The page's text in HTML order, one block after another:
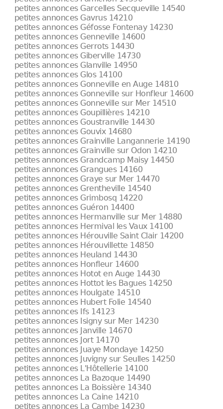
petites annonces Garcelles Secqueville 14540
petites annonces Gavrus 14210
petites annonces Géfosse Fontenay 14230
petites annonces Genneville 14600
petites annonces Gerrots 14430
petites annonces Giberville 14730
petites annonces Glanville 14950
petites annonces Glos 14100
petites annonces Gonneville en Auge 14810
petites annonces Gonneville sur Honfleur 14600
petites annonces Gonneville sur Mer 14510
petites annonces Goupillières 14210
petites annonces Goustranville 14430
petites annonces Gouvix 14680
petites annonces Grainville Langannerie 14190
petites annonces Grainville sur Odon 14210
petites annonces Grandcamp Maisy 14450
petites annonces Grangues 14160
petites annonces Graye sur Mer 14470
petites annonces Grentheville 14540
petites annonces Grimbosq 14220
petites annonces Guéron 14400
petites annonces Hermanville sur Mer 14880
petites annonces Hermival les Vaux 14100
petites annonces Hérouville Saint Clair 14200
petites annonces Hérouvillette 14850
petites annonces Heuland 14430
petites annonces Honfleur 14600
petites annonces Hotot en Auge 14430
petites annonces Hottot les Bagues 14250
petites annonces Houlgate 14510
petites annonces Hubert Folie 14540
petites annonces Ifs 14123
petites annonces Isigny sur Mer 14230
petites annonces Janville 14670
petites annonces Jort 14170
petites annonces Juaye Mondaye 14250
petites annonces Juvigny sur Seulles 14250
petites annonces L'Hôtellerie 14100
petites annonces La Bazoque 14490
petites annonces La Boissière 14340
petites annonces La Caine 14210
petites annonces La Cambe 14230